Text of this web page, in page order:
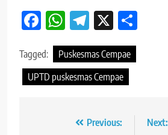
Facebook
WhatsApp
Telegram
X
Tagged:
Puskesmas Cempae
UPTD puskesmas Cempae
Navigasi Previous:
Next: